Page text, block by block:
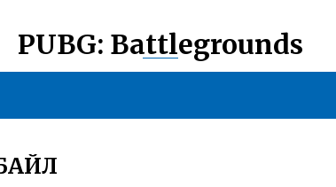
PUBG: Battlegrounds